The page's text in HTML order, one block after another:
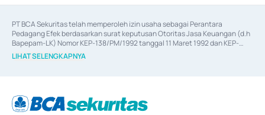
PT BCA Sekuritas telah memperoleh izin usaha sebagai Perantara
Pedagang Efek berdasarkan surat keputusan Otoritas Jasa Keuangan (d.h
Bapepam-LK) Nomor KEP-138/PM/1992 tanggal 11 Maret 1992 dan KEP-
06/D.04/2014 tanggal 28 Februari 2014, izin usaha sebagai Penjamin Emisi
Efek berdasarkan surat keputusan Otoritas Jasa Keuangan Nomor KEP-
berdasarkan surat keputusan Otoritas Jasa Keuangan Nomor S-
67/PM.21/2017 tanggal 3 Februari 2017, dan beberapa izin usaha lainnya
LIHAT SELENGKAPNYA